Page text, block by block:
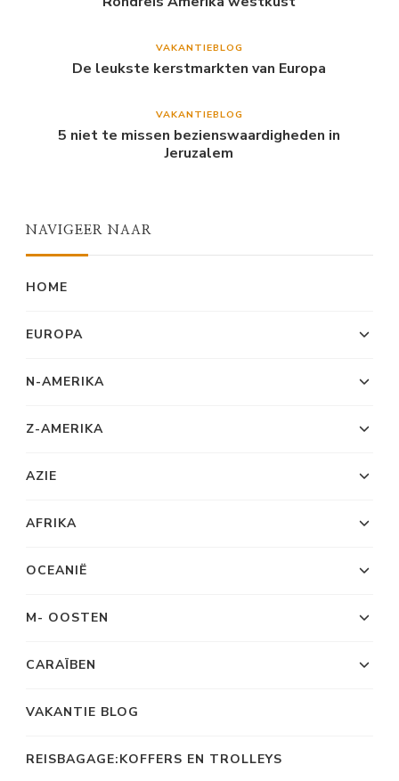
VAKANTIEBLOG
De leukste kerstmarkten van Europa
VAKANTIEBLOG
5 niet te missen bezienswaardigheden in
Jeruzalem
NAVIGEER NAAR
HOME
EUROPA
N-AMERIKA
Z-AMERIKA
AZIE
AFRIKA
OCEANIË
M- OOSTEN
CARAÏBEN
VAKANTIE BLOG
REISBAGAGE:KOFFERS EN TROLLEYS